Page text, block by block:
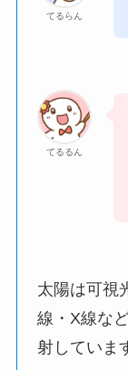
てるらん
てるるん
太陽は可視
線・X線な
射していま